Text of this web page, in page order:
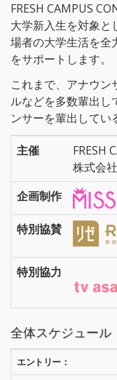
FRESH CAMPUS
大学新入生を対象と
場者の大学生活を全
をサポートします。
これまで、アナウ
ルなどを多数輩出し
ンサーを輩出してい
主催
FRESH
株式会
企画制作
特別協賛
特別協力
全体スケジュール
エントリー：